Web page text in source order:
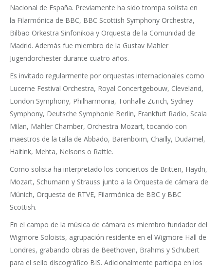
Nacional de España. Previamente ha sido trompa solista en
la Filarmónica de BBC, BBC Scottish Symphony Orchestra,
Bilbao Orkestra Sinfonikoa y Orquesta de la Comunidad de
Madrid. Además fue miembro de la Gustav Mahler
Jugendorchester durante cuatro años.
Es invitado regularmente por orquestas internacionales como
Lucerne Festival Orchestra, Royal Concertgebouw, Cleveland,
London Symphony, Philharmonia, Tonhalle Zürich, Sydney
Symphony, Deutsche Symphonie Berlin, Frankfurt Radio, Scala
Milan, Mahler Chamber, Orchestra Mozart, tocando con
maestros de la talla de Abbado, Barenboim, Chailly, Dudamel,
Haitink, Mehta, Nelsons o Rattle.
Como solista ha interpretado los conciertos de Britten, Haydn,
Mozart, Schumann y Strauss junto a la Orquesta de cámara de
Múnich, Orquesta de RTVE, Filarmónica de BBC y BBC
Scottish.
En el campo de la música de cámara es miembro fundador del
Wigmore Soloists, agrupación residente en el Wigmore Hall de
Londres, grabando obras de Beethoven, Brahms y Schubert
para el sello discográfico BIS. Adicionalmente participa en los